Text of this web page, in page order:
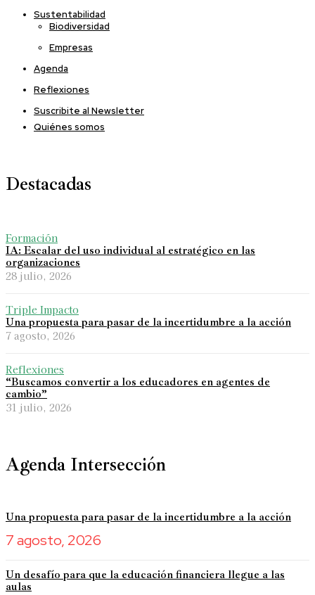
Sustentabilidad
Biodiversidad
Empresas
Agenda
Reflexiones
Suscribite al Newsletter
Quiénes somos
Destacadas
Formación
IA: Escalar del uso individual al estratégico en las
organizaciones
28 julio, 2026
Triple Impacto
Una propuesta para pasar de la incertidumbre a la acción
7 agosto, 2026
Reflexiones
“Buscamos convertir a los educadores en agentes de
cambio”
31 julio, 2026
Agenda Intersección
Una propuesta para pasar de la incertidumbre a la acción
7 agosto, 2026
Un desafío para que la educación financiera llegue a las
aulas